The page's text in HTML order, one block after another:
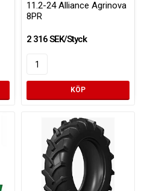
11.2-24 Alliance Agrinova
8PR
2 316 SEK/Styck
KÖP